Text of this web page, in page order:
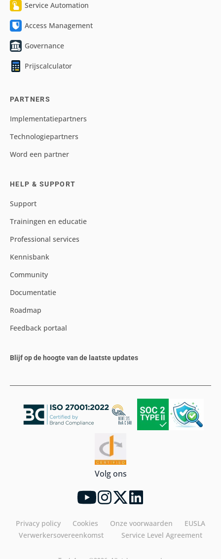
Service Automation
Access Management
Governance
Prijscalculator
PARTNERS
Implementatiepartners
Technologiepartners
Word een partner
HELP & SUPPORT
Support
Trainingen en educatie
Professional services
Kennisbank
Community
Documentatie
Roadmap
Feedback portaal
Blijf op de hoogte van de laatste updates
Volg ons
Privacy policy Cookies Onze voorwaarden
EUSLA
Verwerkersovereenkomst
Service Level Agreement